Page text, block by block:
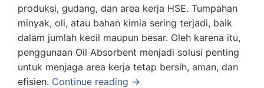
produksi, gudang, dan area kerja HSE. Tumpahan
minyak, oli, atau bahan kimia sering terjadi, baik
dalam jumlah kecil maupun besar. Oleh karena itu,
penggunaan Oil Absorbent menjadi solusi penting
untuk menjaga area kerja tetap bersih, aman, dan
efisien. Continue reading →